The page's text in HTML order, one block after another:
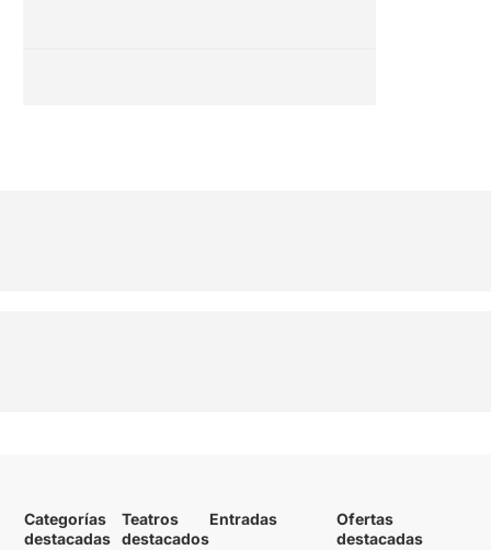
Categorías
destacadas
Teatros
destacados
Entradas
Ofertas
destacadas